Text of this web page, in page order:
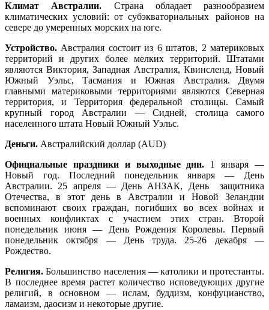
Климат Австралии. Страна обладает разнообразием
климатических условий: от субэкваториальных районов на
севере до умеренных морских на юге.
Устройство. Австралия состоит из 6 штатов, 2 материковых
территорий и других более мелких территорий. Штатами
являются Виктория, Западная Австралия, Квинсленд, Новый
Южный Уэльс, Тасмания и Южная Австралия. Двумя
главными материковыми территориями являются Северная
территория, и Территория федеральной столицы. Самый
крупный город Австралии — Сидней, столица самого
населенного штата Новый Южный Уэльс.
Деньги. Австралийский доллар (AUD)
Официальные праздники и выходные дни. 1 января —
Новый год. Последний понедельник января — День
Австралии. 25 апреля — День АНЗАК, День защитника
Отечества, в этот день в Австралии и Новой Зеландии
вспоминают своих граждан, погибших во всех войнах и
военных конфликтах с участием этих стран. Второй
понедельник июня — День Рождения Королевы. Первый
понедельник октября — День труда. 25-26 декабря —
Рождество.
Религия. Большинство населения — католики и протестанты.
В последнее время растет количество исповедующих другие
религий, в основном — ислам, буддизм, конфуцианство,
ламаизм, даосизм и некоторые другие.